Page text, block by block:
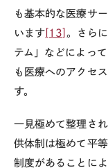
も基本的な医療サ
います [13] 。さら
テム」などによっ
も医療へのアクセ
す。
一見極めて整理さ
供体制は極めて平
制度があることに